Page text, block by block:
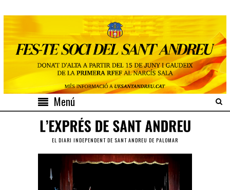
Menú
EL DIARI INDEPENDENT DE SANT ANDREU DE PALOMAR